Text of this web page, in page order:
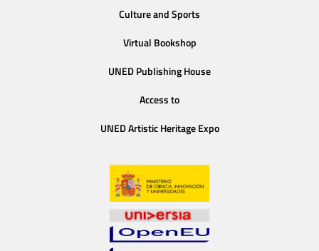
Culture and Sports
Virtual Bookshop
UNED Publishing House
Access to
UNED Artistic Heritage Expo